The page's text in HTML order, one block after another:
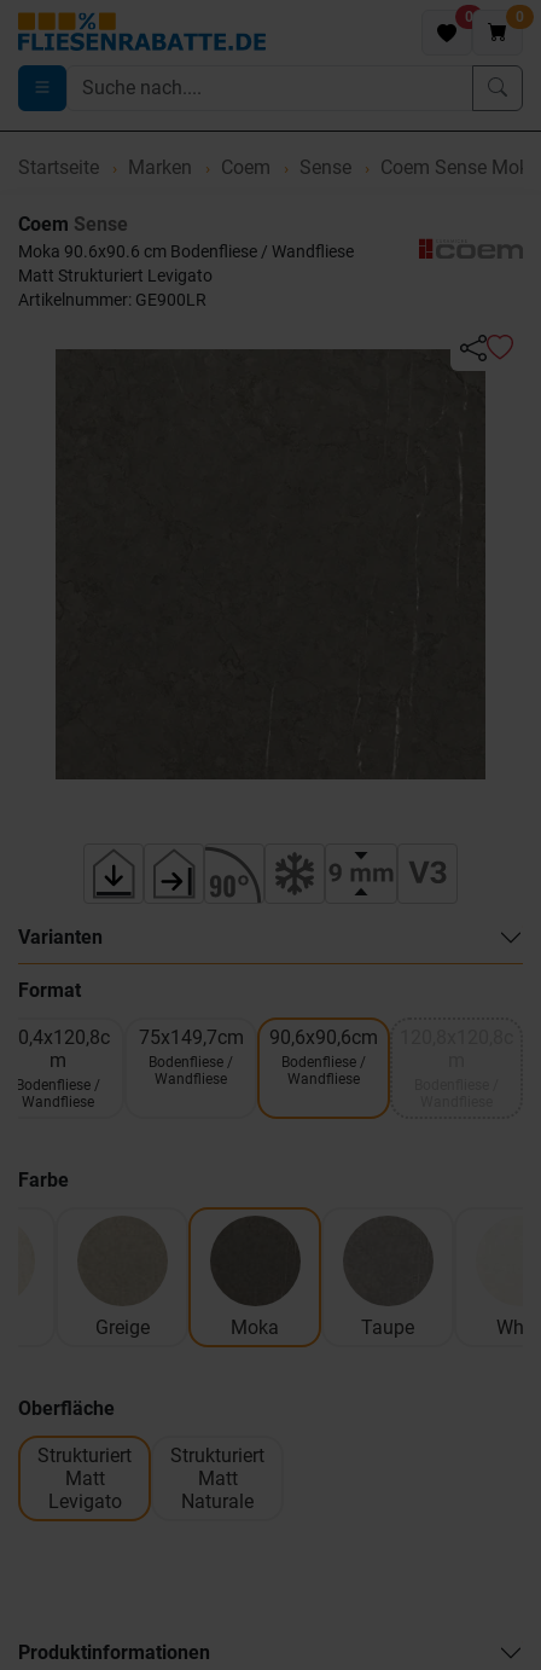
0 0
Startseite Marken Coem Sense Coem Sense
Coem Sense
Moka 90.6x90.6 cm Bodenfliese / Wandfliese
Matt Strukturiert Levigato
Artikelnummer: GE900LR
Varianten
Format
60,4x120,8c
m
Bodenfliese /
Wandfliese
75x149,7cm
Bodenfliese /
Wandfliese
90,6x90,6cm
Bodenfliese /
Wandfliese
Farbe
Greige Moka Taupe
Oberfläche
Strukturiert
Matt
Levigato
Strukturiert
Matt
Naturale
Produktinformationen